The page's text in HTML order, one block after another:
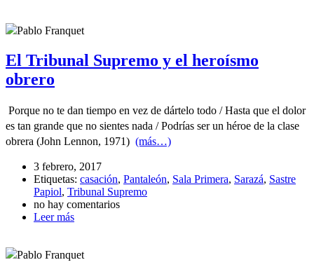
Pablo Franquet
El Tribunal Supremo y el heroísmo
obrero
Porque no te dan tiempo en vez de dártelo todo / Hasta que el dolor
es tan grande que no sientes nada /Podrías ser un héroe de la clase
obrera (John Lennon, 1971) (más…)
3 febrero, 2017
Etiquetas: casación, Pantaleón, Sala Primera, Sarazá, Sastre
Papiol, Tribunal Supremo
no hay comentarios
Leer más
Pablo Franquet